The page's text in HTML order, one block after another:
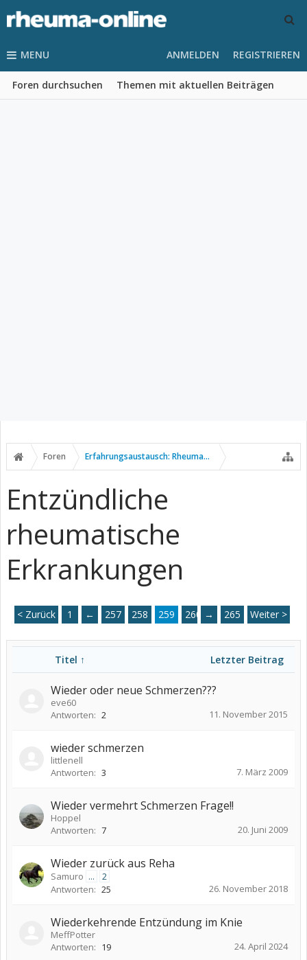
MENU
Foren durchsuchen Themen mit aktuellen Beiträgen
ANMELDEN REGISTRIEREN
Foren Erfahrungsaustausch: Rheumatische Erkrankungen
Entzündliche
rheumatische
Erkrankungen
< Zurück 1 ← 257 258 259 260 261
→ 265 Weiter >
Titel ↑ Letzter Beitrag
Wieder oder neue Schmerzen???
eve60
Antworten: 2 11. November 2015
wieder schmerzen
littlenell
Antworten: 3 7. März 2009
Wieder vermehrt Schmerzen Frage!!
Hoppel
Antworten: 7 20. Juni 2009
Wieder zurück aus Reha
Samuro ...
2
Antworten: 25 26. November 2018
Wiederkehrende Entzündung im Knie
MeffPotter
Antworten: 19 24. April 2024